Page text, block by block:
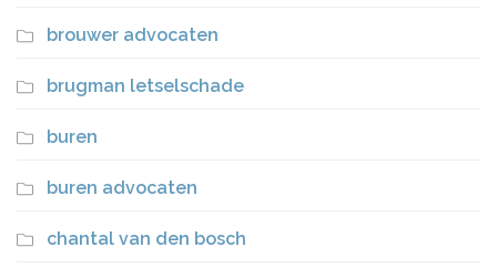
brouwer advocaten
brugman letselschade
buren
buren advocaten
chantal van den bosch